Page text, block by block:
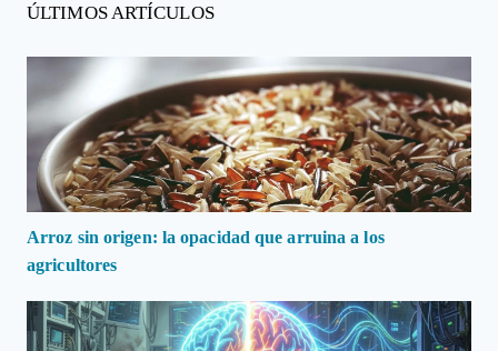
ÚLTIMOS ARTÍCULOS
Arroz sin origen: la opacidad que arruina a los
agricultores